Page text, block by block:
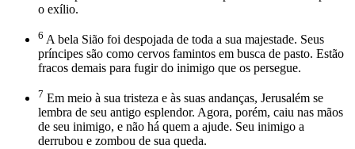
o exílio.
6 A bela Sião foi despojada de toda a sua majestade. Seus
príncipes são como cervos famintos em busca de pasto. Estão
fracos demais para fugir do inimigo que os persegue.
7 Em meio à sua tristeza e às suas andanças, Jerusalém se
lembra de seu antigo esplendor. Agora, porém, caiu nas mãos
de seu inimigo, e não há quem a ajude. Seu inimigo a
derrubou e zombou de sua queda.